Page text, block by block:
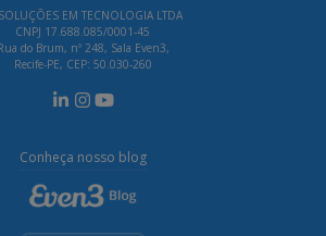
EM TECNOLOGIA LTDA
CNPJ 17.688.085/0001-45
do Brum, nº 248, Sala Even3,
Recife-PE, CEP: 50.030-260
Conheça nosso blog